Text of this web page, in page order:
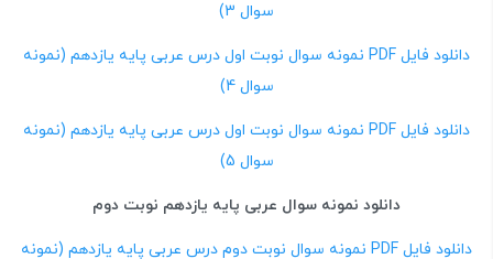
سوال 3)
دانلود فایل PDF نمونه سوال نوبت اول درس عربی پایه یازدهم (نمونه
سوال 4)
دانلود فایل PDF نمونه سوال نوبت اول درس عربی پایه یازدهم (نمونه
سوال 5)
دانلود نمونه سوال عربی پایه یازدهم نوبت دوم
دانلود فایل PDF نمونه سوال نوبت دوم درس عربی پایه یازدهم (نمونه